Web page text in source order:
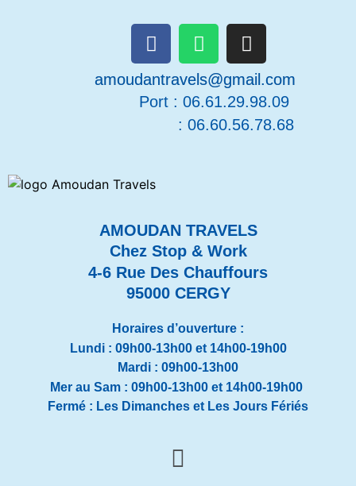
amoudantravels@gmail.com
Port : 06.61.29.98.09
: 06.60.56.78.68
AMOUDAN TRAVELS
Chez Stop & Work
4-6 Rue Des Chauffours
95000 CERGY
Horaires d’ouverture :
Lundi : 09h00-13h00 et 14h00-19h00
Mardi : 09h00-13h00
Mer au Sam : 09h00-13h00 et 14h00-19h00
Fermé : Les Dimanches et Les Jours Fériés